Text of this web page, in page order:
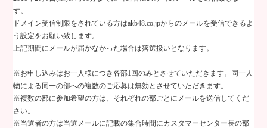
す。
ドメイン受信制限をされている方はakb48.co.jpからのメールを受信できるよ
う設定をお願い致します。
上記期間にメールが届かなかった場合は落選扱いとなります。
※お申し込みはお一人様につき各部1 回のみとさせていただきます。同一人
物による同一の部への複数のご応募は無効とさせていただきます。
※複数の部に参加希望の方は、それぞれの部ごとにメールを送信してくだ
さい。
※当選者の方は当選メールに記載の集合時間にカスタマーセンター長の部